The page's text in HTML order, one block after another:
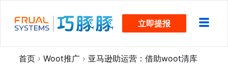
过
立即提报
首页 › Woot推广 › 亚马逊助运营：借助woot清库